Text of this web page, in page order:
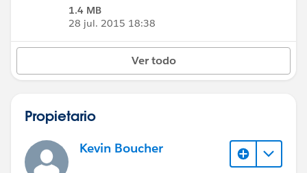
1.4 MB
28 jul. 2015 18:38
Ver todo
Propietario
Kevin Boucher